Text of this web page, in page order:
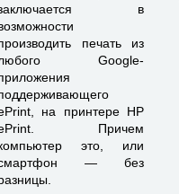
в
печать из
Google-
на принтере HP
Причем
это, или
— без